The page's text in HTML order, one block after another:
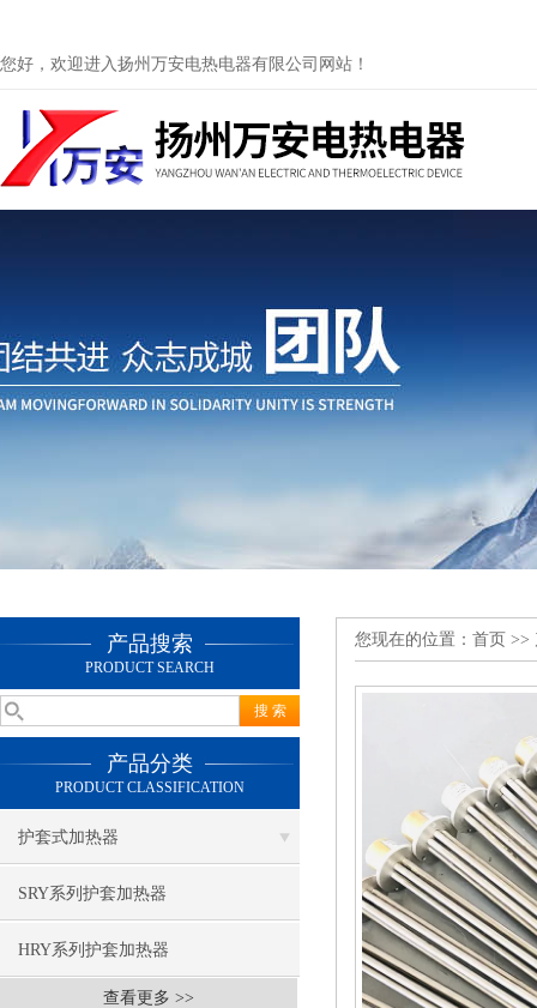
您好，欢迎进入扬州万安电热电器有限公司网站！
产品搜索
PRODUCT SEARCH
产品分类
PRODUCT CLASSIFICATION
护套式加热器
SRY系列护套加热器
HRY系列护套加热器
查看更多 >>
您现在的位置： 首页 >>